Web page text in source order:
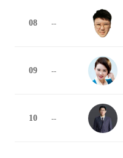
08 --
09 --
10 --